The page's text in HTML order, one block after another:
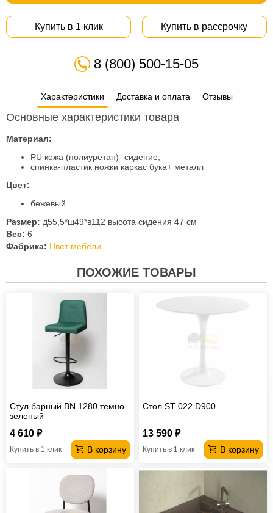
Купить в 1 клик Купить в рассрочку
8 (800) 500-15-05
Характеристики Доставка и оплата Отзывы
Основные характеристики товара
Материал:
PU кожа (полиуретан)- cидение,
спинка-пластик ножки каркас бука+ металл
Цвет:
бежевый
Размер: д55,5*ш49*в112 высота сидения 47 см
Вес: 6
Фабрика: Цвет мебели
ПОХОЖИЕ ТОВАРЫ
Стул барный BN 1280 темно-
зеленый
4 610 ₽
В корзину
Купить в 1 клик
Стол ST 022 D900
13 590 ₽
В корзину
Купить в 1 клик